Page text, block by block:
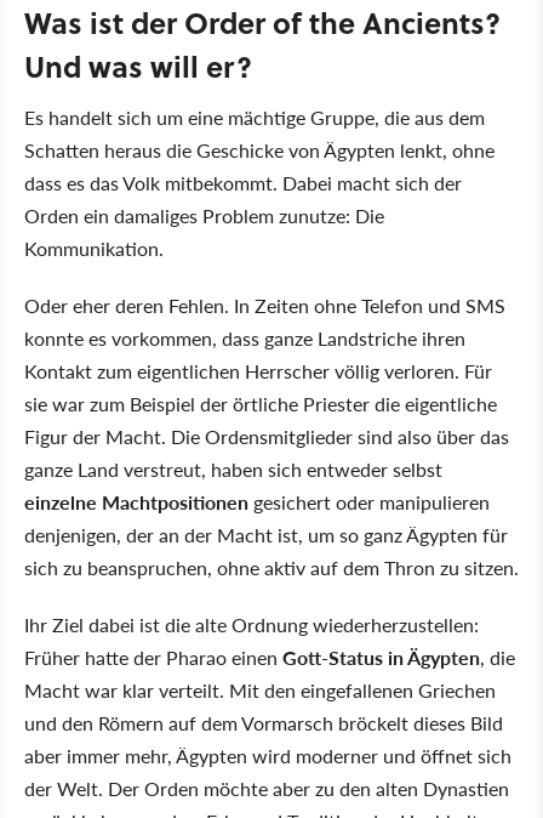
Was ist der Order of the Ancients?
Und was will er?
Es handelt sich um eine mächtige Gruppe, die aus dem
Schatten heraus die Geschicke von Ägypten lenkt, ohne
dass es das Volk mitbekommt. Dabei macht sich der
Orden ein damaliges Problem zunutze: Die
Kommunikation.
Oder eher deren Fehlen. In Zeiten ohne Telefon und SMS
konnte es vorkommen, dass ganze Landstriche ihren
Kontakt zum eigentlichen Herrscher völlig verloren. Für
sie war zum Beispiel der örtliche Priester die eigentliche
Figur der Macht. Die Ordensmitglieder sind also über das
ganze Land verstreut, haben sich entweder selbst
einzelne Machtpositionen gesichert oder manipulieren
denjenigen, der an der Macht ist, um so ganz Ägypten für
sich zu beanspruchen, ohne aktiv auf dem Thron zu sitzen.
Ihr Ziel dabei ist die alte Ordnung wiederherzustellen:
Früher hatte der Pharao einen Gott-Status in Ägypten, die
Macht war klar verteilt. Mit den eingefallenen Griechen
und den Römern auf dem Vormarsch bröckelt dieses Bild
aber immer mehr, Ägypten wird moderner und öffnet sich
der Welt. Der Orden möchte aber zu den alten Dynastien